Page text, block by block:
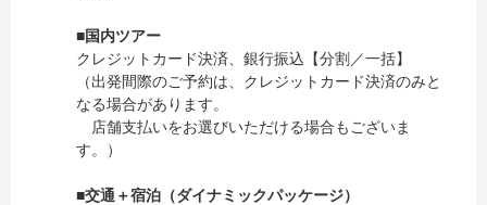
■国内ツアー
クレジットカード決済、銀行振込【分割／一括】
（出発間際のご予約は、クレジットカード決済のみと
なる場合があります。
店舗支払いをお選びいただける場合もございま
す。）
■交通＋宿泊（ダイナミックパッケージ）